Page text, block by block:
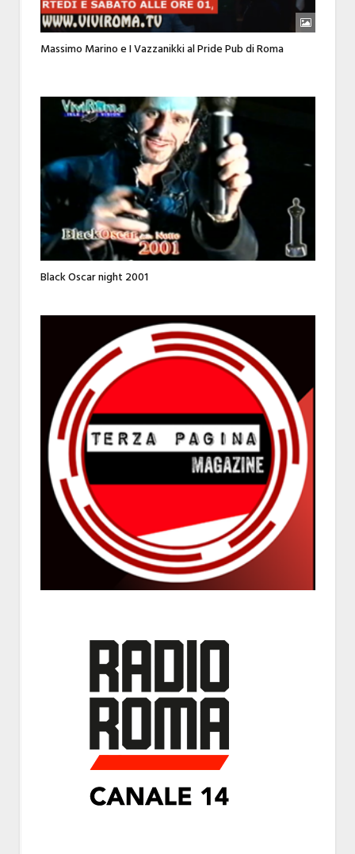
Massimo Marino e I Vazzanikki al Pride Pub di Roma
Black Oscar night 2001